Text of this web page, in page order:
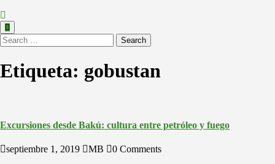
Button
Search
Etiqueta: gobustan
Excursiones desde Bakú: cultura entre petróleo y fuego
septiembre 1, 2019 MB
0 Comments